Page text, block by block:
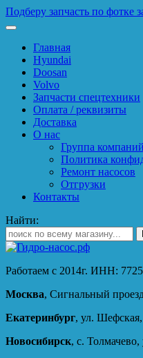
Подберу запчасть по фотке
Главная
Hyundai
Doosan
Volvo
Запчасти спецтехники
Оплата / реквизиты
Доставка
О нас
Группа
Политика
Ремонт насосов
Отгрузки
Контакты
Найти:
Работаем с 2014г. ИНН:
Москва, Сигнальный
Екатеринбург, ул. Шефская,
Новосибирск, с.